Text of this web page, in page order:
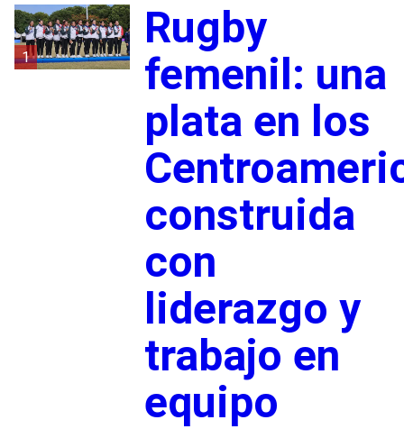
1
Rugby
femenil: una
plata en los
construida
con
liderazgo y
trabajo en
equipo